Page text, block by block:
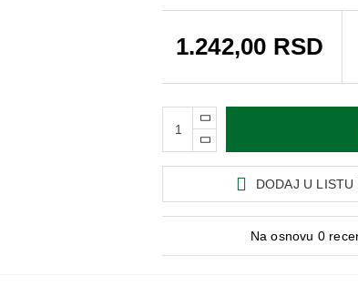
Sprašeni delovi
nigrum 32 mg, Cassia
gallica 16 mg, Mandur bhasma
Na osnovu 0
1.242,00 RSD
DODAJ U LISTU